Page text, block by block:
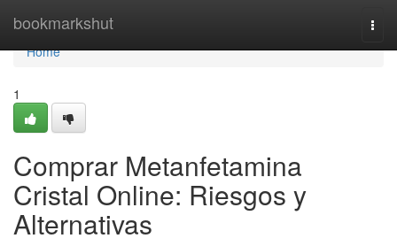
bookmarkshut
Home
Home
1
Comprar Metanfetamina
Cristal Online: Riesgos y
Alternativas